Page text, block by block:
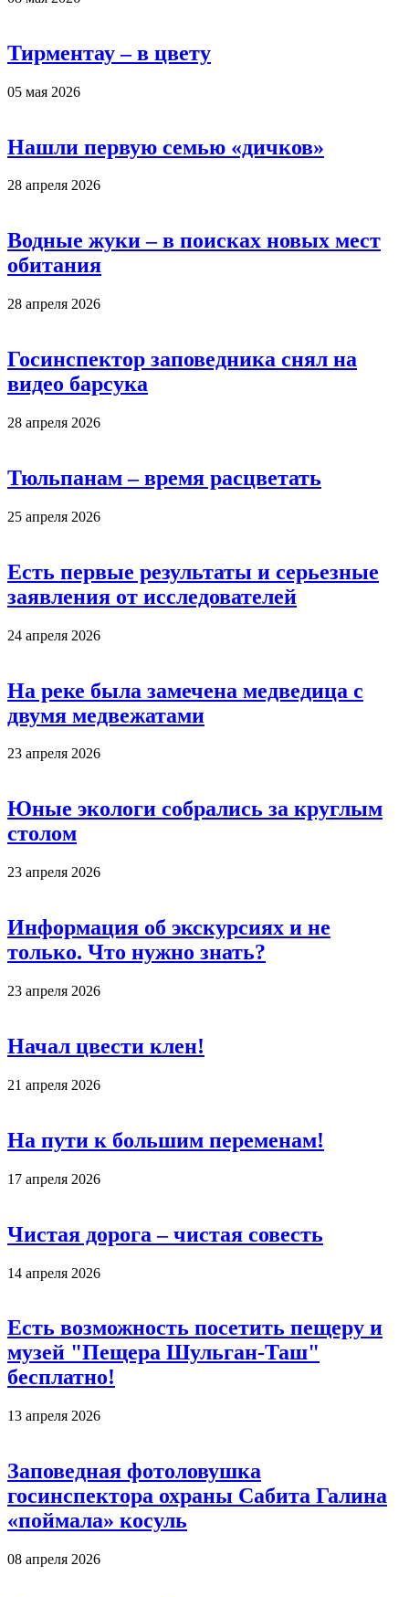
Тирментау – в цвету
05 мая 2026
Нашли первую семью «дичков»
28 апреля 2026
Водные жуки – в поисках новых мест
обитания
28 апреля 2026
Госинспектор заповедника снял на
видео барсука
28 апреля 2026
Тюльпанам – время расцветать
25 апреля 2026
Есть первые результаты и серьезные
заявления от исследователей
24 апреля 2026
На реке была замечена медведица с
двумя медвежатами
23 апреля 2026
Юные экологи собрались за круглым
столом
23 апреля 2026
Информация об экскурсиях и не
только. Что нужно знать?
23 апреля 2026
Начал цвести клен!
21 апреля 2026
На пути к большим переменам!
17 апреля 2026
Чистая дорога – чистая совесть
14 апреля 2026
Есть возможность посетить пещеру и
музей "Пещера Шульган-Таш"
бесплатно!
13 апреля 2026
Заповедная фотоловушка
госинспектора охраны Сабита Галина
«поймала» косуль
08 апреля 2026